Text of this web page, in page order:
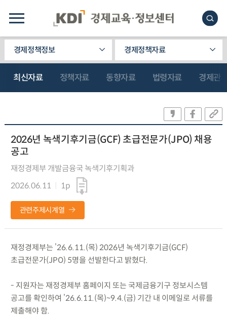
경제정책정보 경제정책자료
최신자료 정책자료 동향자료 법령자료 경제관
2026년 녹색기후기금(GCF) 초급전문가(JPO) 채용
공고
재정경제부 개발금융국 녹색기후기획과
2026.06.11
1p
관련주제시계열
재정경제부는 ’26.6.11.(목) 2026년 녹색기후기금(GCF)
초급전문가(JPO) 5명을 선발한다고 밝혔다.
- 지원자는 재정경제부 홈페이지 또는 국제금융기구 정보시스템
공고를 확인하여 ’26.6.11.(목)~9.4.(금) 기간 내 이메일로 서류를
제출해야 함.